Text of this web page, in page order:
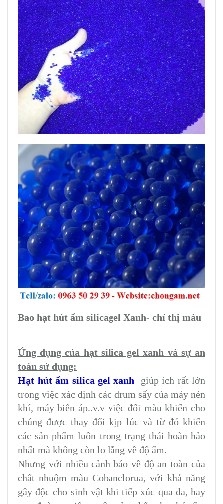
Bao hạt hút ẩm silicagel Xanh- chỉ thị màu
Ứng dụng của hạt silica gel xanh và sự an
toàn sử dụng:
Hạt hút ẩm silica gel xanh giúp ích rất lớn
trong việc xác định các drum sấy của máy nén
khí, máy biến áp..v.v việc đổi màu khiến cho
chúng được thay đổi kịp lúc và từ đó khiến
các sản phẩm luôn trong trạng thái hoàn hảo
nhất mà không còn lo lắng về độ ẩm.
Nhưng với nhiều cảnh báo về độ an toàn của
chất nhuộm màu Cobanclorua, với khả năng
gây độc cho sinh vật khi tiếp xúc qua da, hay